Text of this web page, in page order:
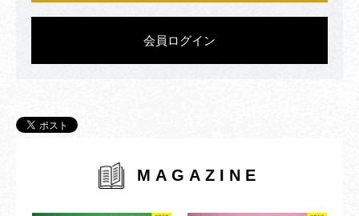
会員ログイン
MAGAZINE